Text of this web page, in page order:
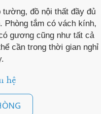
đồ nội thất đầy đủ
Phòng tắm có vách kính,
gương cũng như tất cả
cần trong thời gian nghỉ
hệ